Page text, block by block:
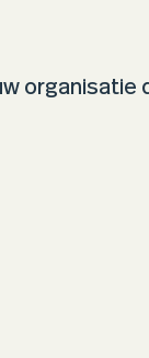
organisatie